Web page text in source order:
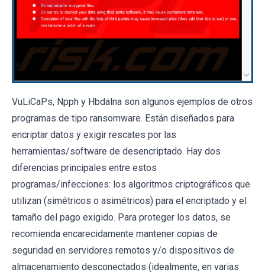
VuLiCaPs, Npph y Hbdalna son algunos ejemplos de otros
programas de tipo ransomware. Están diseñados para
encriptar datos y exigir rescates por las
herramientas/software de desencriptado. Hay dos
diferencias principales entre estos
programas/infecciones: los algoritmos criptográficos que
utilizan (simétricos o asimétricos) para el encriptado y el
tamaño del pago exigido. Para proteger los datos, se
recomienda encarecidamente mantener copias de
seguridad en servidores remotos y/o dispositivos de
almacenamiento desconectados (idealmente, en varias